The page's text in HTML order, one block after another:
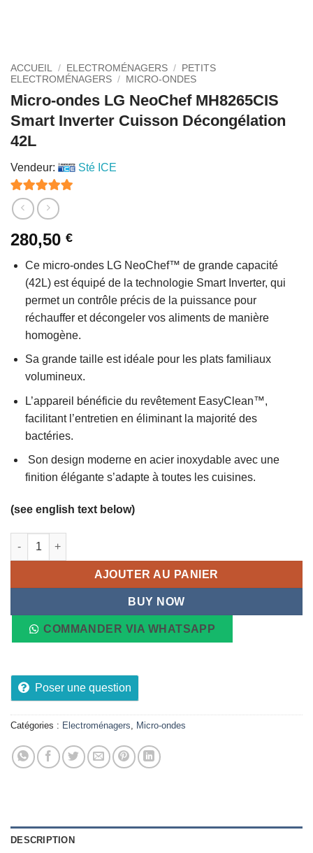
ACCUEIL / ELECTROMÉNAGERS /
PETITS
ELECTROMÉNAGERS / MICRO-ONDES
Micro-ondes LG NeoChef MH8265CIS
Smart Inverter Cuisson Décongélation
42L
Vendeur: Sté ICE
5sur 5
280,50 €
Ce micro-ondes LG NeoChef™ de grande capacité
(42L) est équipé de la technologie Smart Inverter, qui
permet un contrôle précis de la puissance pour
réchauffer et décongeler vos aliments de manière
homogène.
Sa grande taille est idéale pour les plats familiaux
volumineux.
L’appareil bénéficie du revêtement EasyClean™,
facilitant l’entretien en éliminant la majorité des
bactéries.
Son design moderne en acier inoxydable avec une
finition élégante s’adapte à toutes les cuisines.
(see english text below)
quantité de Micro-ondes LG NeoChef MH8265CIS Smart
AJOUTER AU PANIER
BUY NOW
COMMANDER VIA WHATSAPP
Poser une question
Catégories : Electroménagers, Micro-ondes
DESCRIPTION